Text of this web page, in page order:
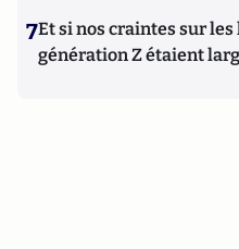
7Et si nos craintes sur
génération Z étaient